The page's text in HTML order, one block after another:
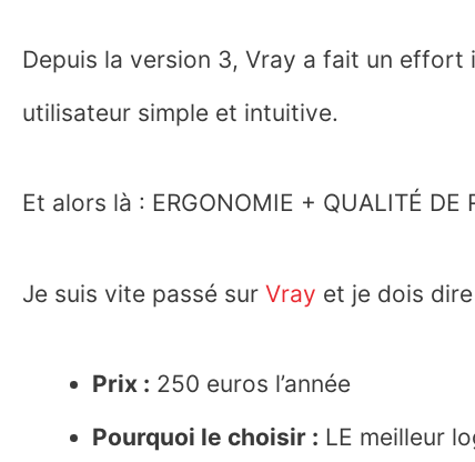
Depuis la version 3, Vray a fait un effort
utilisateur simple et intuitive.
Et alors là : ERGONOMIE + QUALITÉ DE
Je suis vite passé sur Vray et je dois
Prix : 250 euros l’année
Pourquoi le choisir : LE meilleur